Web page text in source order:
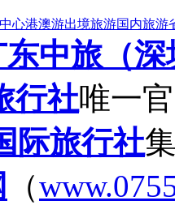
心港澳游出境旅游国内旅游
东中旅（
行社唯一
际旅行社
（